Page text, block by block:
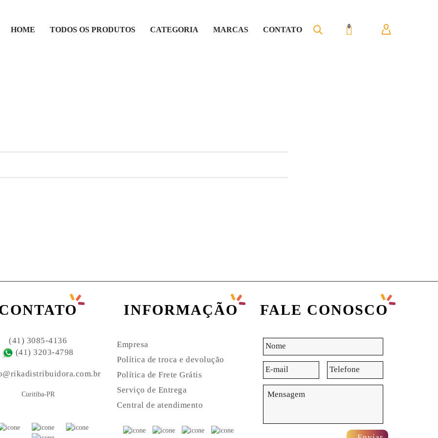
0
HOME TODOS OS PRODUTOS CATEGORIA MARCAS CONTATO
(41) 3085-4136
(41) 3203-4798
Curitiba-PR
INFORMAÇÃO
Empresa
Política de troca e devolução
Política de Frete Grátis
Serviço de Entrega
Central de atendimento
FALE CONOSCO
Nome *
E-
mail *
Telefone
Mensagem